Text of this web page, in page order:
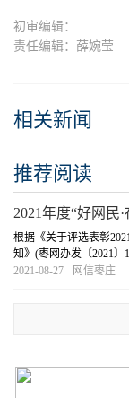
初审编辑：
责任编辑：薛婉莹
相关新闻
推荐阅读
2021年度“好网民
根据《关于评选表彰
知》(枣网办发〔2021
了2021年度“好网民·在
2021-08-27 网信枣庄